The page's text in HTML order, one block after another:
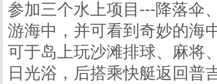
参加三个水上项目---降落伞
游海中，并可看到奇妙的海
可于岛上玩沙滩排球、麻将
日光浴，后搭乘快艇返回普